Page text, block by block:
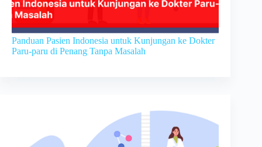
Panduan Pasien Indonesia untuk Kunjungan ke Dokter
Paru-paru di Penang Tanpa Masalah